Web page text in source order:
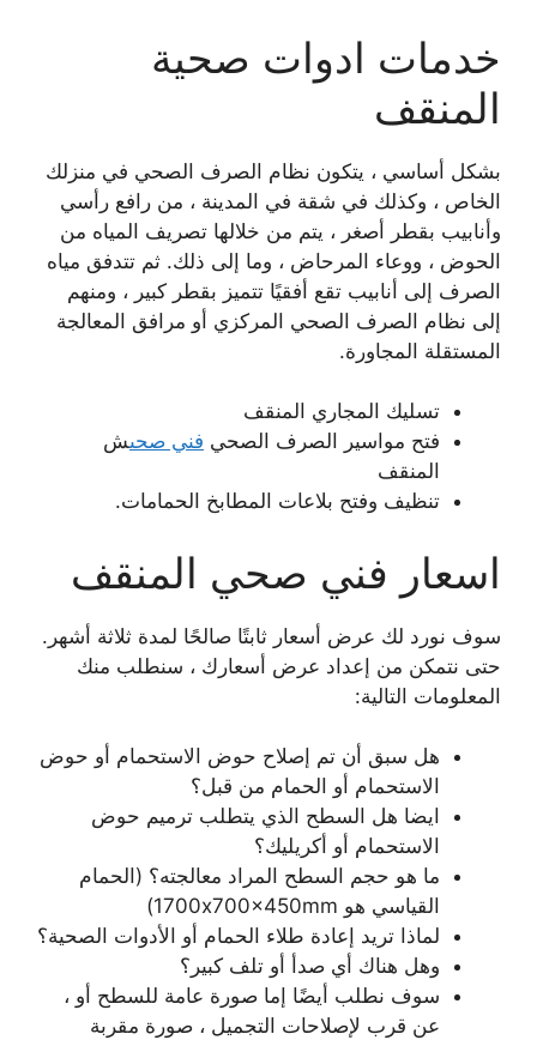
خدمات ادوات صحية
المنقف
بشكل أساسي ، يتكون نظام الصرف الصحي في منزلك
الخاص ، وكذلك في شقة في المدينة ، من رافع رأسي
وأنابيب بقطر أصغر ، يتم من خلالها تصريف المياه من
الحوض ، ووعاء المرحاض ، وما إلى ذلك. ثم تتدفق مياه
الصرف إلى أنابيب تقع أفقيًا تتميز بقطر كبير ، ومنهم
إلى نظام الصرف الصحي المركزي أو مرافق المعالجة
المستقلة المجاورة.
تسليك المجاري المنقف
فتح مواسير الصرف الصحي فني صحىش
المنقف
تنظيف وفتح بلاعات المطابخ الحمامات.
اسعار فني صحي المنقف
سوف نورد لك عرض أسعار ثابتًا صالحًا لمدة ثلاثة أشهر.
حتى نتمكن من إعداد عرض أسعارك ، سنطلب منك
المعلومات التالية:
هل سبق أن تم إصلاح حوض الاستحمام أو حوض
الاستحمام أو الحمام من قبل؟
ايضا هل السطح الذي يتطلب ترميم حوض
الاستحمام أو أكريليك؟
ما هو حجم السطح المراد معالجته؟ (الحمام
القياسي هو 1700x700x450mm)
لماذا تريد إعادة طلاء الحمام أو الأدوات الصحية؟
وهل هناك أي صدأ أو تلف كبير؟
سوف نطلب أيضًا إما صورة عامة للسطح أو ،
عن قرب لإصلاحات التجميل ، صورة مقربة